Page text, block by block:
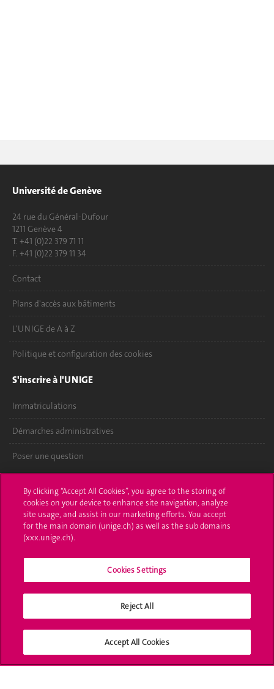
Université de Genève
24 rue du Général-Dufour
1211 Genève 4
T. +41 (0)22 379 71 11
F. +41 (0)22 379 11 34
Contact
Plans d'accès aux bâtiments
L'UNIGE de A à Z
Politique et configuration des cookies
S'inscrire à l'UNIGE
Immatriculations
Démarches administratives
Poser une question
UNIGE Mobile
Médias
Offres d'emploi
Bibliothèque
Médias sociaux UNIGE
By clicking “Accept All Cookies”, you agree to the storing of
cookies on your device to enhance site navigation, analyze
site usage, and assist in our marketing efforts. You accept
for the main domain (unige.ch) as well as the sub domains
(xxx.unige.ch).
Cookies Settings
Reject All
Accept All Cookies